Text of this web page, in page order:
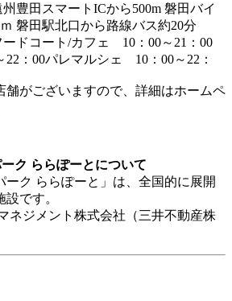
豊田スマートICから500m 磐田バイ
ｍ 磐田駅北口から路線バス約20分
ドコート/カフェ 10：00～21：00
：00パレマルシェ 10：00～22：
がございますので、詳細はホームペ
ク ららぽーとについて
ーク ららぽーと」は、全国的に展開
です。
ネジメント株式会社（三井不動産株